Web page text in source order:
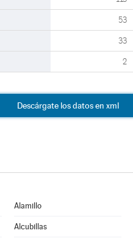
53
33
2
Descárgate los datos en xml
Alamillo
Alcubillas